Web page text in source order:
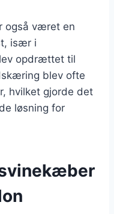
også været en
især i
opdrættet til
blev ofte
hvilket gjorde det
løsning for